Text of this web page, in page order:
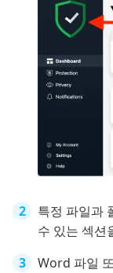
특정 파일과
수 있는 섹션
Word 파일